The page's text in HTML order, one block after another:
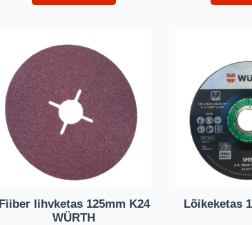
Fiiber lihvketas 125mm K24
WÜRTH
Lõikeketas